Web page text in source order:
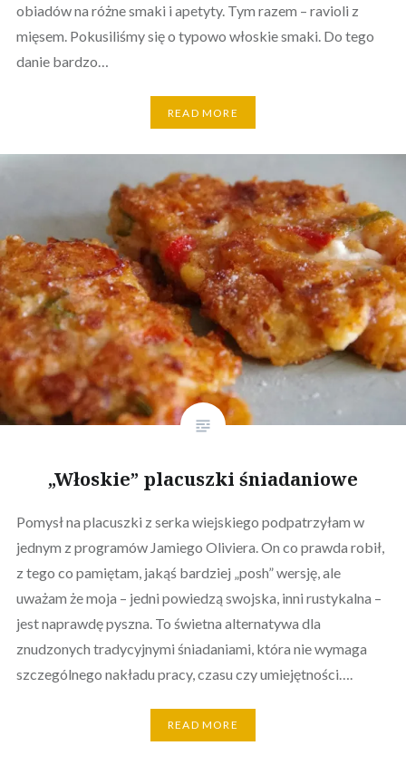
obiadów na różne smaki i apetyty. Tym razem – ravioli z
mięsem. Pokusiliśmy się o typowo włoskie smaki. Do tego
danie bardzo…
READ MORE
„Włoskie” placuszki śniadaniowe
Pomysł na placuszki z serka wiejskiego podpatrzyłam w
jednym z programów Jamiego Oliviera. On co prawda robił,
z tego co pamiętam, jakąś bardziej „posh” wersję, ale
uważam że moja – jedni powiedzą swojska, inni rustykalna –
jest naprawdę pyszna. To świetna alternatywa dla
znudzonych tradycyjnymi śniadaniami, która nie wymaga
szczególnego nakładu pracy, czasu czy umiejętności….
READ MORE